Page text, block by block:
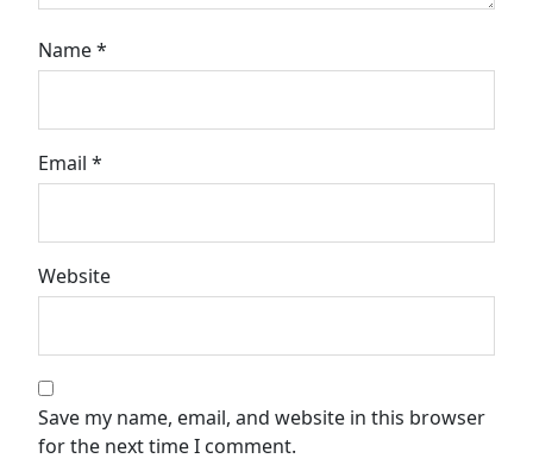
Name*
Email *
Website
Save my name, email, and website in this browser
for the next time I comment.